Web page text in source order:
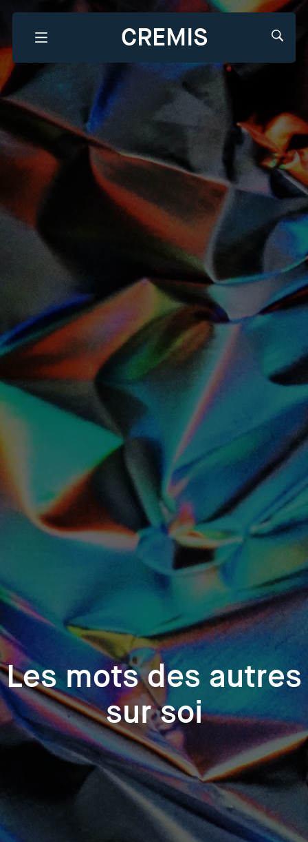
CREMIS
Que recherchez-vous?
Les mots des autres
sur soi